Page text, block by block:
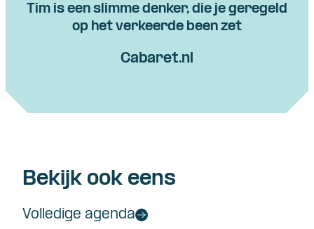
Tim is een slimme denker, die je geregeld
op het verkeerde been zet
Cabaret.nl
Bekijk ook eens
Volledige agenda